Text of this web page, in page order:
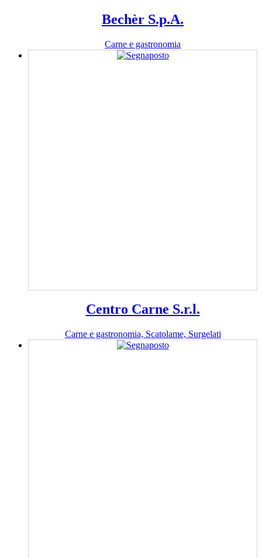
Bechèr S.p.A.
Carne e gastronomia
Centro Carne S.r.l.
Carne e gastronomia, Scatolame, Surgelati